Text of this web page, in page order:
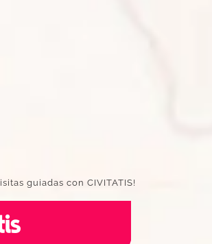
guiadas con CIVITATIS!